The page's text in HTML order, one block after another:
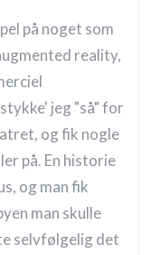
på noget som
reality,
jeg "så" for
og fik nogle
på. En historie
og man fik
man skulle
selvfølgelig det